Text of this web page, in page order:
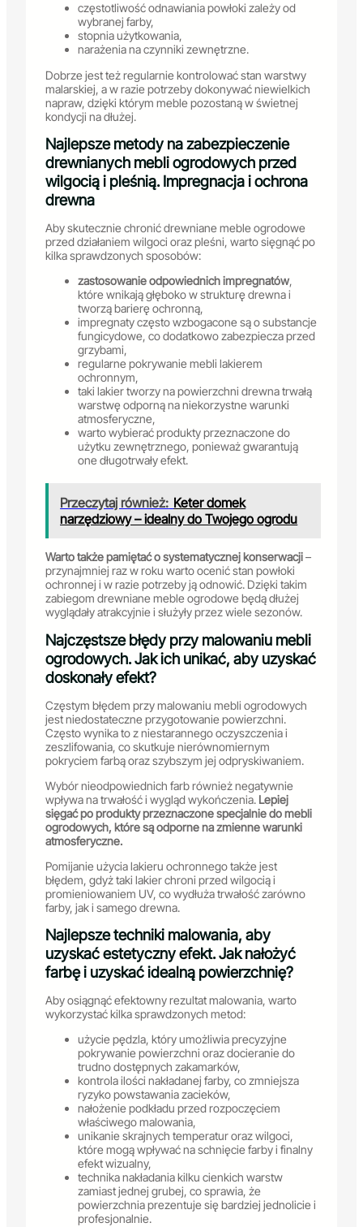
częstotliwość odnawiania powłoki zależy od
wybranej farby,
stopnia użytkowania,
narażenia na czynniki zewnętrzne.
Dobrze jest też regularnie kontrolować stan warstwy
malarskiej, a w razie potrzeby dokonywać niewielkich
napraw, dzięki którym meble pozostaną w świetnej
kondycji na dłużej.
Najlepsze metody na zabezpieczenie
drewnianych mebli ogrodowych przed
wilgocią i pleśnią. Impregnacja i ochrona
drewna
Aby skutecznie chronić drewniane meble ogrodowe
przed działaniem wilgoci oraz pleśni, warto sięgnąć po
kilka sprawdzonych sposobów:
zastosowanie odpowiednich impregnatów,
które wnikają głęboko w strukturę drewna i
tworzą barierę ochronną,
impregnaty często wzbogacone są o substancje
fungicydowe, co dodatkowo zabezpiecza przed
grzybami,
regularne pokrywanie mebli lakierem
ochronnym,
taki lakier tworzy na powierzchni drewna trwałą
warstwę odporną na niekorzystne warunki
atmosferyczne,
warto wybierać produkty przeznaczone do
użytku zewnętrznego, ponieważ gwarantują
one długotrwały efekt.
Przeczytaj również: Keter domek
narzędziowy – idealny do Twojego ogrodu
Warto także pamiętać o systematycznej konserwacji–
przynajmniej raz w roku warto ocenić stan powłoki
ochronnej i w razie potrzeby ją odnowić. Dzięki takim
zabiegom drewniane meble ogrodowe będą dłużej
wyglądały atrakcyjnie i służyły przez wiele sezonów.
Najczęstsze błędy przy malowaniu mebli
ogrodowych. Jak ich unikać, aby uzyskać
doskonały efekt?
Częstym błędem przy malowaniu mebli ogrodowych
jest niedostateczne przygotowanie powierzchni.
Często wynika to z niestarannego oczyszczenia i
zeszlifowania, co skutkuje nierównomiernym
pokryciem farbą oraz szybszym jej odpryskiwaniem.
Wybór nieodpowiednich farb również negatywnie
wpływa na trwałość i wygląd wykończenia. Lepiej
sięgać po produkty przeznaczone specjalnie do mebli
ogrodowych, które są odporne na zmienne warunki
atmosferyczne.
Pomijanie użycia lakieru ochronnego także jest
błędem, gdyż taki lakier chroni przed wilgocią i
promieniowaniem UV, co wydłuża trwałość zarówno
farby, jak i samego drewna.
Najlepsze techniki malowania, aby
uzyskać estetyczny efekt. Jak nałożyć
farbę i uzyskać idealną powierzchnię?
Aby osiągnąć efektowny rezultat malowania, warto
wykorzystać kilka sprawdzonych metod:
użycie pędzla, który umożliwia precyzyjne
pokrywanie powierzchni oraz docieranie do
trudno dostępnych zakamarków,
kontrola ilości nakładanej farby, co zmniejsza
ryzyko powstawania zacieków,
nałożenie podkładu przed rozpoczęciem
właściwego malowania,
unikanie skrajnych temperatur oraz wilgoci,
które mogą wpływać na schnięcie farby i finalny
efekt wizualny,
technika nakładania kilku cienkich warstw
zamiast jednej grubej, co sprawia, że
powierzchnia prezentuje się bardziej jednolicie i
profesjonalnie.